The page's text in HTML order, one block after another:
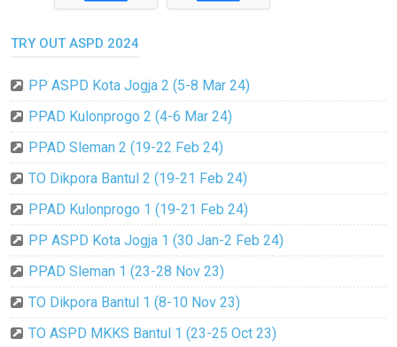
TRY OUT ASPD 2024
PP ASPD Kota Jogja 2 (5-8 Mar 24)
PPAD Kulonprogo 2 (4-6 Mar 24)
PPAD Sleman 2 (19-22 Feb 24)
TO Dikpora Bantul 2 (19-21 Feb 24)
PPAD Kulonprogo 1 (19-21 Feb 24)
PP ASPD Kota Jogja 1 (30 Jan-2 Feb 24)
PPAD Sleman 1 (23-28 Nov 23)
TO Dikpora Bantul 1 (8-10 Nov 23)
TO ASPD MKKS Bantul 1 (23-25 Oct 23)